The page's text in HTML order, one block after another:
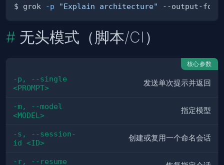
$ grok
-p "Explain architecture"
无头模式（脚本/CI）
核心参数
-p, --single
<PROMPT>
发送单次提示并返回
-m, --model
<MODEL>
指定模型
-s, --session-
id <ID>
创建或复用一个命名会话
-r, --resume